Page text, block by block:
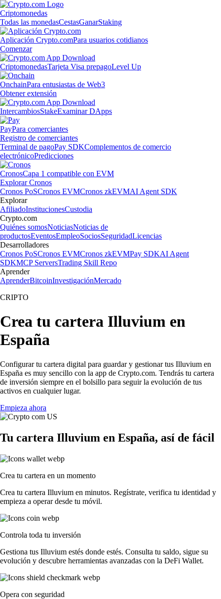
Criptomonedas
Todas las monedasCestasGanarStaking
Aplicación Crypto.comPara usuarios cotidianos
Comenzar
CriptomonedasTarjeta Visa prepagoLevel Up
OnchainPara entusiastas de Web3
Obtener extensión
IntercambiosStakeExaminar DApps
PayPara comerciantes
Registro de comerciantes
Terminal de pagoPay SDKComplementos de comercio
electrónicoPredicciones
CronosCapa 1 compatible con EVM
Explorar Cronos
Cronos PoSCronos EVMCronos zkEVMAI Agent SDK
Explorar
AfiliadoInstitucionesCustodia
Crypto.com
Quiénes somosNoticiasNoticias de
productosEventosEmpleoSociosSeguridadLicencias
Desarrolladores
Cronos PoSCronos EVMCronos zkEVMPay SDKAI Agent
SDKMCP ServersTrading Skill Repo
Aprender
AprenderBitcoinInvestigaciónMercado
CRIPTO
Crea tu cartera Illuvium en
España
Configurar tu cartera digital para guardar y gestionar tus Illuvium en
España es muy sencillo con la app de Crypto.com. Tendrás tu cartera
de inversión siempre en el bolsillo para seguir la evolución de tus
activos en cualquier lugar.
Empieza ahora
Tu cartera Illuvium en España, así de fácil
Crea tu cartera en un momento
Crea tu cartera Illuvium en minutos. Regístrate, verifica tu identidad y
empieza a operar desde tu móvil.
Controla toda tu inversión
Gestiona tus Illuvium estés donde estés. Consulta tu saldo, sigue su
evolución y descubre herramientas avanzadas con la DeFi Wallet.
Opera con seguridad